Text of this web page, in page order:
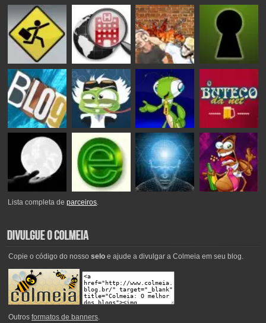
Lista completa deparceiros.
Copie o código do nosso seloe ajude a divulgar a Colmeia em seu blog.
Outros formatos de banners.